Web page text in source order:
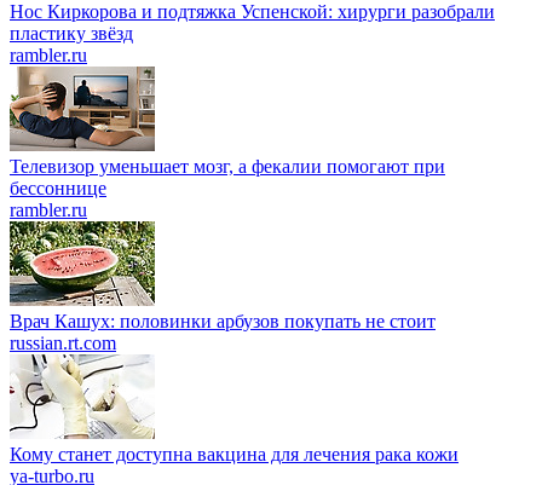
Нос Киркорова и подтяжка Успенской: хирурги разобрали
пластику звёзд
rambler.ru
Телевизор уменьшает мозг, а фекалии помогают при
бессоннице
rambler.ru
Врач Кашух: половинки арбузов покупать не стоит
russian.rt.com
Кому станет доступна вакцина для лечения рака кожи
ya-turbo.ru